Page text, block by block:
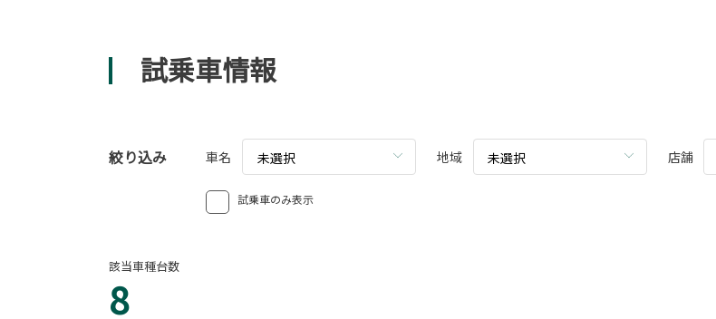
試乗車情報
絞り込み 車名 未選択 地域 未選択 店舗
試乗車のみ表示
該当車種台数
8